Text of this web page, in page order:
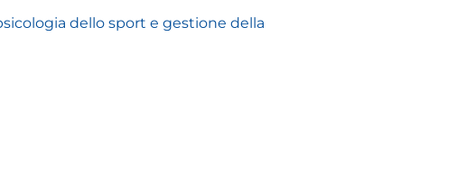
dello sport e gestione della